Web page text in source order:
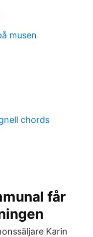
musen
chords
får
Karin